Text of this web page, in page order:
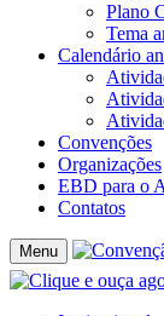
Plano
Tema
Calendário
Convenções
Organizações
EBD para o
Contatos
Menu